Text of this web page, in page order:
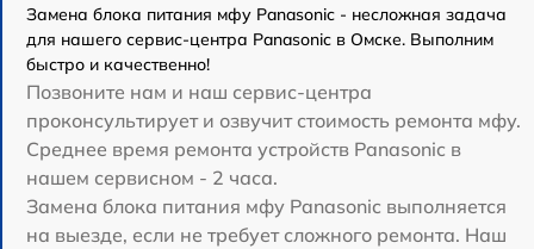
Замена блока питания мфу Panasonic - несложная задача
для нашего сервис-центра Panasonic в Омске. Выполним
быстро и качественно!
Позвоните нам и наш сервис-центра
проконсультирует и озвучит стоимость ремонта мфу.
Среднее время ремонта устройств Panasonic в
нашем сервисном - 2 часа.
Замена блока питания мфу Panasonic выполняется
на выезде, если не требует сложного ремонта. Наш